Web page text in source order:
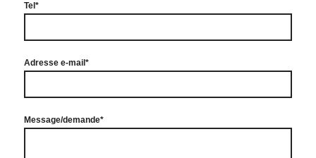
Tel*
Adresse e-mail*
Message/demande*